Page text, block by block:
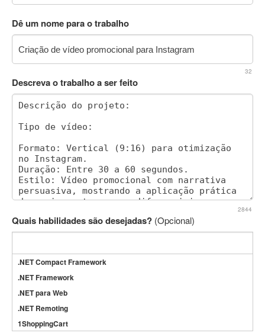
Dê um nome para o trabalho
32
Descreva o trabalho a ser feito
2844
Quais habilidades são desejadas? (Opcional)
.NET Compact Framework
.NET Framework
.NET para Web
.NET Remoting
1ShoppingCart